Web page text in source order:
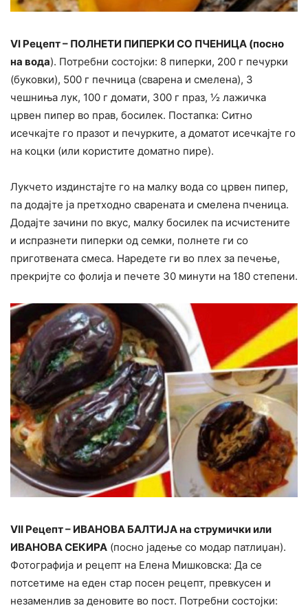
VI Рецепт – ПОЛНЕТИ ПИПЕРКИ СО ПЧЕНИЦА (посно
на вода). Потребни состојки: 8 пиперки, 200 г печурки
(буковки), 500 г печница (сварена и смелена), 3
чешниња лук, 100 г домати, 300 г праз, ½ лажичка
црвен пипер во прав, босилек. Постапка: Ситно
исечкајте го празот и печурките, а доматот исечкајте го
на коцки (или користите доматно пире).
Лукчето издинстајте го на малку вода со црвен пипер,
па додајте ја претходно сварената и смелена пченица.
Додајте зачини по вкус, малку босилек па исчистените
и испразнети пиперки од семки, полнете ги со
приготвената смеса. Наредете ги во плех за печење,
прекријте со фолија и печете 30 минути на 180 степени.
VII Рецепт – ИВАНОВА БАЛТИЈА на струмички или
ИВАНОВА СЕКИРА (посно јадење со модар патлиџан).
Фотографија и рецепт на Елена Мишковска: Да се
потсетиме на еден стар посен рецепт, превкусен и
незаменлив за деновите во пост. Потребни состојки: